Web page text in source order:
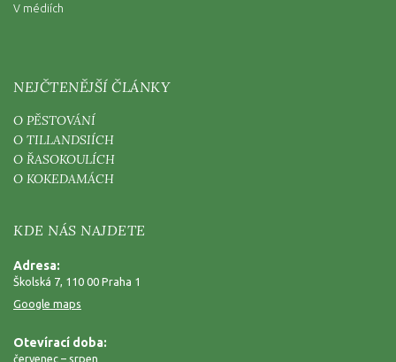
V médiích
NEJČTENĚJŠÍ ČLÁNKY
O PĚSTOVÁNÍ
O TILLANDSIÍCH
O ŘASOKOULÍCH
O KOKEDAMÁCH
KDE NÁS NAJDETE
Adresa:
Školská 7, 110 00 Praha 1
Google maps
Otevírací doba:
červenec – srpen